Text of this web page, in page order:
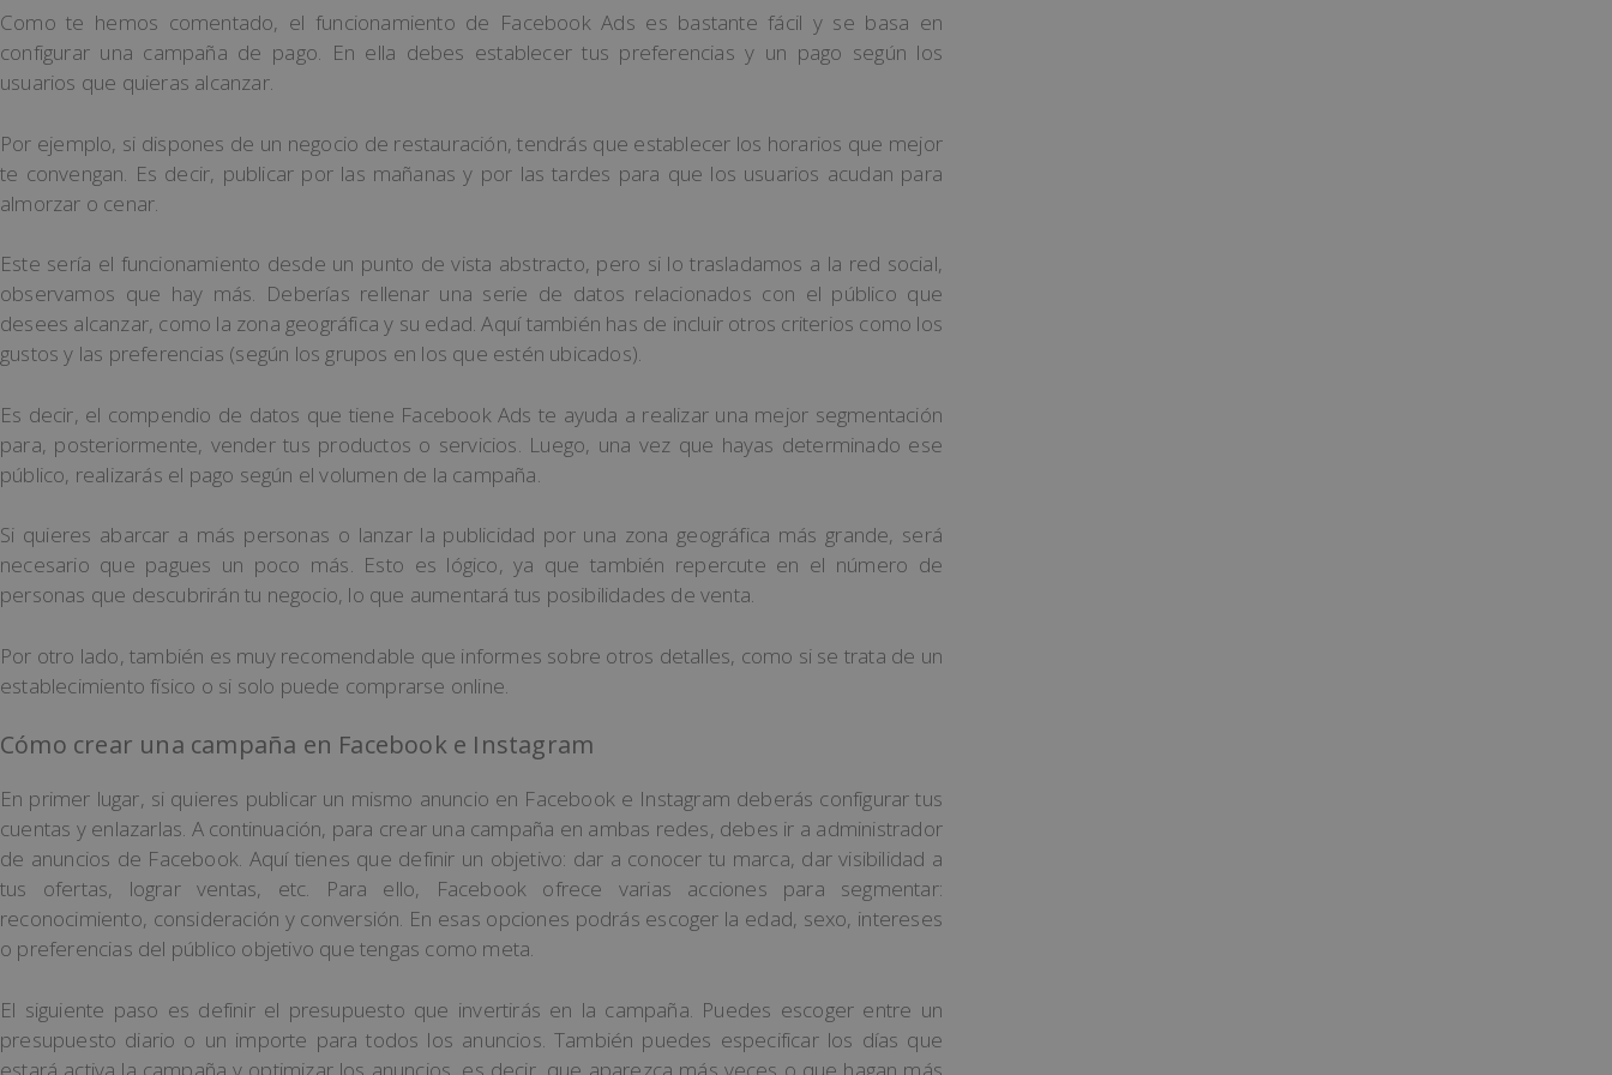
Como te hemos comentado, el funcionamiento de Facebook Ads es bastante fácil y se basa en
configurar una campaña de pago. En ella debes establecer tus preferencias y un pago según los
usuarios que quieras alcanzar.
Por ejemplo, si dispones de un negocio de restauración, tendrás que establecer los horarios que mejor
te convengan. Es decir, publicar por las mañanas y por las tardes para que los usuarios acudan para
almorzar o cenar.
Este sería el funcionamiento desde un punto de vista abstracto, pero si lo trasladamos a la red social,
observamos que hay más. Deberías rellenar una serie de datos relacionados con el público que
desees alcanzar, como la zona geográfica y su edad. Aquí también has de incluir otros criterios como los
gustos y las preferencias (según los grupos en los que estén ubicados).
Es decir, el compendio de datos que tiene Facebook Ads te ayuda a realizar una mejor segmentación
para, posteriormente, vender tus productos o servicios. Luego, una vez que hayas determinado ese
público, realizarás el pago según el volumen de la campaña.
Si quieres abarcar a más personas o lanzar la publicidad por una zona geográfica más grande, será
necesario que pagues un poco más. Esto es lógico, ya que también repercute en el número de
personas que descubrirán tu negocio, lo que aumentará tus posibilidades de venta.
Por otro lado, también es muy recomendable que informes sobre otros detalles, como si se trata de un
establecimiento físico o si solo puede comprarse online.
Cómo crear una campaña en Facebook e Instagram
En primer lugar, si quieres publicar un mismo anuncio en Facebook e Instagram deberás configurar tus
cuentas y enlazarlas. A continuación, para crear una campaña en ambas redes, debes ir a administrador
de anuncios de Facebook. Aquí tienes que definir un objetivo: dar a conocer tu marca, dar visibilidad a
tus ofertas, lograr ventas, etc. Para ello, Facebook ofrece varias acciones para segmentar:
reconocimiento, consideración y conversión. En esas opciones podrás escoger la edad, sexo, intereses
o preferencias del público objetivo que tengas como meta.
El siguiente paso es definir el presupuesto que invertirás en la campaña. Puedes escoger entre un
presupuesto diario o un importe para todos los anuncios. También puedes especificar los días que
estará activa la campaña y optimizar los anuncios, es decir, que aparezca más veces o que hagan más